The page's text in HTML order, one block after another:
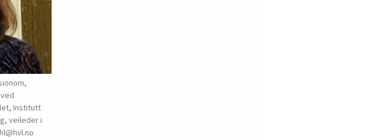
Institutt
veileder i